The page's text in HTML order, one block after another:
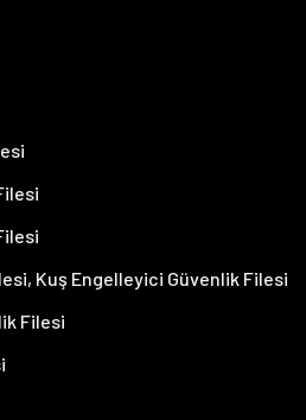
Kuş Engelleyici Güvenlik Filesi
Filesi